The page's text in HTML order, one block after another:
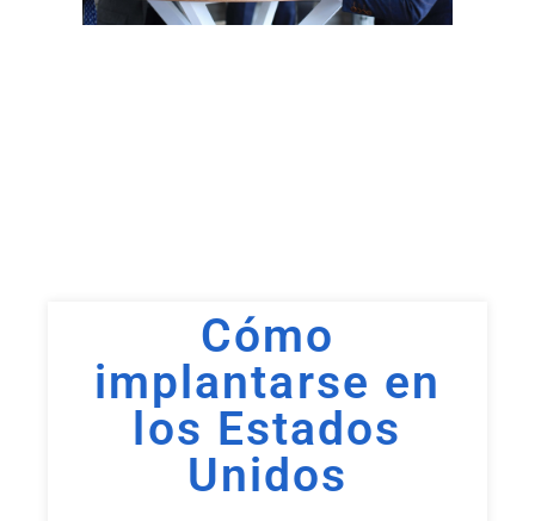
Cómo
implantarse en
los Estados
Unidos